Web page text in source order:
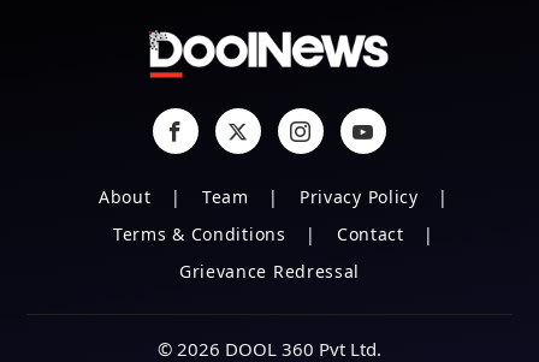
About Team
Privacy Policy
Terms & Conditions
Contact
Grievance Redressal
© 2026 DOOL 360 Pvt Ltd.